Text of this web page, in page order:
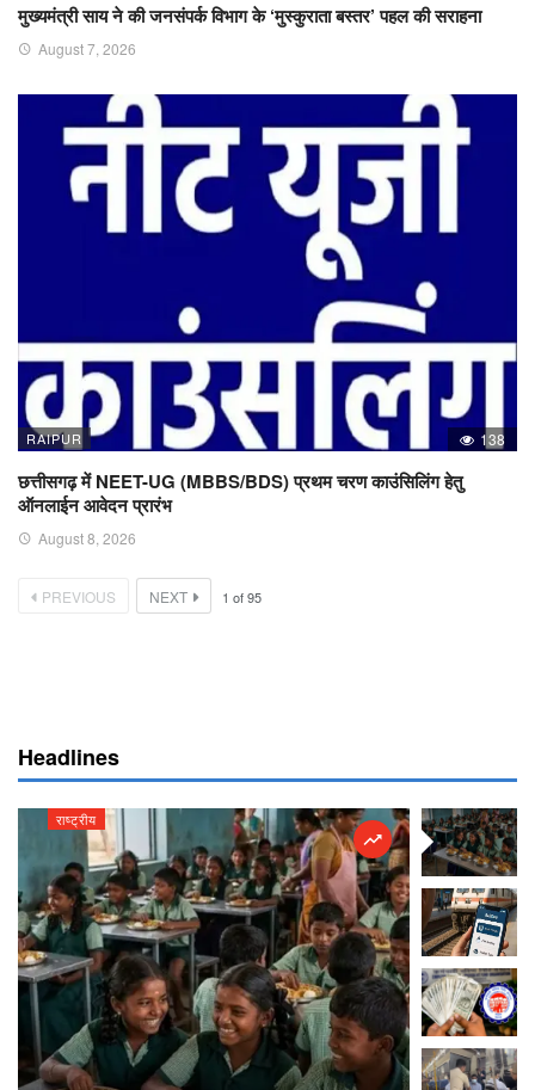
मुख्यमंत्री साय ने की जनसंपर्क विभाग के ‘मुस्कुराता बस्तर’ पहल की सराहना
August 7, 2026
RAIPUR 138
छत्तीसगढ़ में NEET-UG (MBBS/BDS) प्रथम चरण काउंसिलिंग हेतु
ऑनलाईन आवेदन प्रारंभ
August 8, 2026
PREVIOUS NEXT 1 of95
Headlines
राष्ट्रीय राष्ट्रीय